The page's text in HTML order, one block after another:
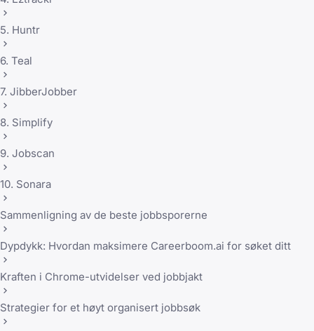
5. Huntr
6. Teal
7. JibberJobber
8. Simplify
9. Jobscan
10. Sonara
Sammenligning av de beste jobbsporerne
Dypdykk: Hvordan maksimere Careerboom.ai for søket ditt
Kraften i Chrome-utvidelser ved jobbjakt
Strategier for et høyt organisert jobbsøk